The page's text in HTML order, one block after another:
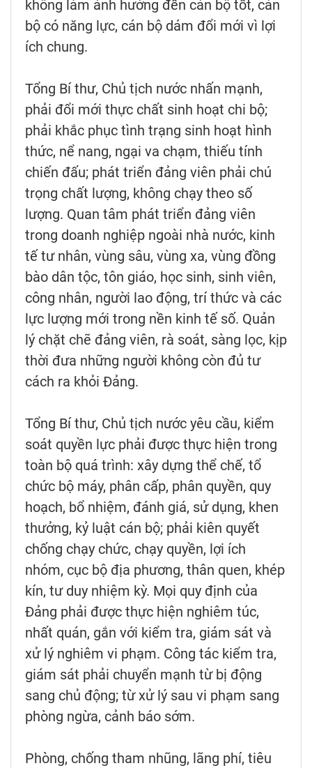
không làm ảnh hưởng đến cán bộ tốt, cán
bộ có năng lực, cán bộ dám đổi mới vì lợi
ích chung.
Tổng Bí thư, Chủ tịch nước nhấn mạnh,
phải đổi mới thực chất sinh hoạt chi bộ;
phải khắc phục tình trạng sinh hoạt hình
thức, nể nang, ngại va chạm, thiếu tính
chiến đấu; phát triển đảng viên phải chú
trọng chất lượng, không chạy theo số
lượng. Quan tâm phát triển đảng viên
trong doanh nghiệp ngoài nhà nước, kinh
tế tư nhân, vùng sâu, vùng xa, vùng đồng
bào dân tộc, tôn giáo, học sinh, sinh viên,
công nhân, người lao động, trí thức và các
lực lượng mới trong nền kinh tế số. Quản
lý chặt chẽ đảng viên, rà soát, sàng lọc, kịp
thời đưa những người không còn đủ tư
cách ra khỏi Đảng.
Tổng Bí thư, Chủ tịch nước yêu cầu, kiểm
soát quyền lực phải được thực hiện trong
toàn bộ quá trình: xây dựng thể chế, tổ
chức bộ máy, phân cấp, phân quyền, quy
hoạch, bổ nhiệm, đánh giá, sử dụng, khen
thưởng, kỷ luật cán bộ; phải kiên quyết
chống chạy chức, chạy quyền, lợi ích
nhóm, cục bộ địa phương, thân quen, khép
kín, tư duy nhiệm kỳ. Mọi quy định của
Đảng phải được thực hiện nghiêm túc,
nhất quán, gắn với kiểm tra, giám sát và
xử lý nghiêm vi phạm. Công tác kiểm tra,
giám sát phải chuyển mạnh từ bị động
sang chủ động; từ xử lý sau vi phạm sang
phòng ngừa, cảnh báo sớm.
Phòng, chống tham nhũng, lãng phí, tiêu